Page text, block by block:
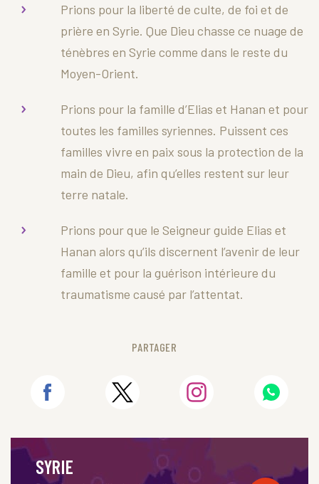
Prions pour la liberté de culte, de foi et de
prière en Syrie. Que Dieu chasse ce nuage de
ténèbres en Syrie comme dans le reste du
Moyen-Orient.
Prions pour la famille d’Elias et Hanan et pour
toutes les familles syriennes. Puissent ces
familles vivre en paix sous la protection de la
main de Dieu, afin qu’elles restent sur leur
terre natale.
Prions pour que le Seigneur guide Elias et
Hanan alors qu’ils discernent l’avenir de leur
famille et pour la guérison intérieure du
traumatisme causé par l’attentat.
PARTAGER
SYRIE